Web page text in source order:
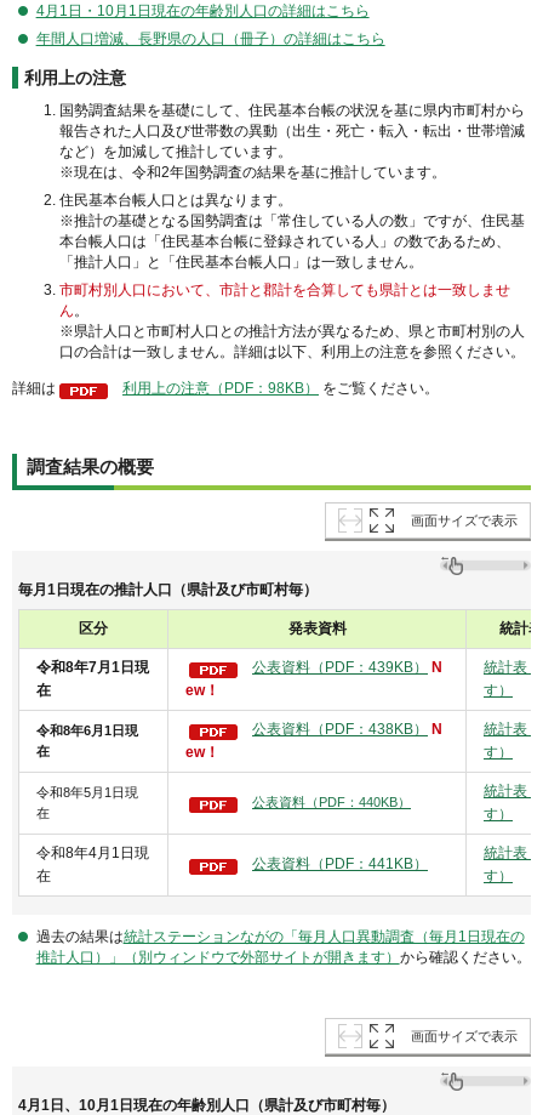
4月1日・10月1日現在の年齢別人口の詳細はこちら
年間人口増減、長野県の人口（冊子）の詳細はこちら
利用上の注意
国勢調査結果を基礎にして、住民基本台帳の状況を基に県内市町村から
報告された人口及び世帯数の異動（出生・死亡・転入・転出・世帯増減
など）を加減して推計しています。
※現在は、令和2年国勢調査の結果を基に推計しています。
住民基本台帳人口とは異なります。
※推計の基礎となる国勢調査は「常住している人の数」ですが、住民基
本台帳人口は「住民基本台帳に登録されている人」の数であるため、
「推計人口」と「住民基本台帳人口」は一致しません。
市町村別人口において、市計と郡計を合算しても県計とは一致しませ
ん。
※県計人口と市町村人口との推計方法が異なるため、県と市町村別の人
口の合計は一致しません。詳細は以下、利用上の注意を参照ください。
詳細は 利用上の注意（PDF：98KB） をご覧ください。
調査結果の概要
画面サイズで表示
毎月1日現在の推計人口（県計及び市町村毎）
区分 発表資料 統計表
令和8年7月1日現
在
公表資料（PDF：439KB）
N
ew！
統計表
す）
令和8年6月1日現
在
公表資料（PDF：438KB）
N
ew！
統計表
す）
令和8年5月1日現
在
公表資料（PDF：440KB）
統計表
す）
令和8年4月1日現
在
公表資料（PDF：441KB）
統計表
す）
過去の結果は統計ステーションながの「毎月人口異動調査（毎月1日現在の
推計人口）」（別ウィンドウで外部サイトが開きます） から確認ください。
画面サイズで表示
4月1日、10月1日現在の年齢別人口（県計及び市町村毎）